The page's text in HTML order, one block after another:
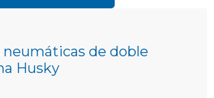
neumáticas de doble
Husky